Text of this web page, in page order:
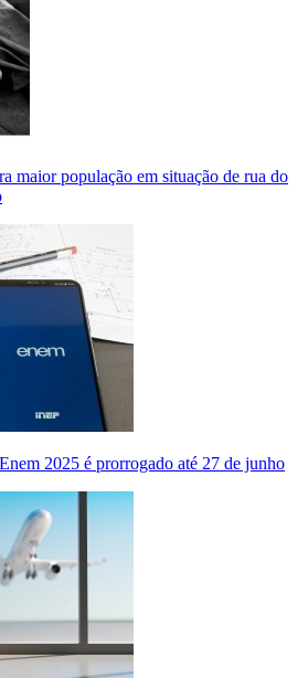
maior população em situação de rua do
2025 é prorrogado até 27 de junho